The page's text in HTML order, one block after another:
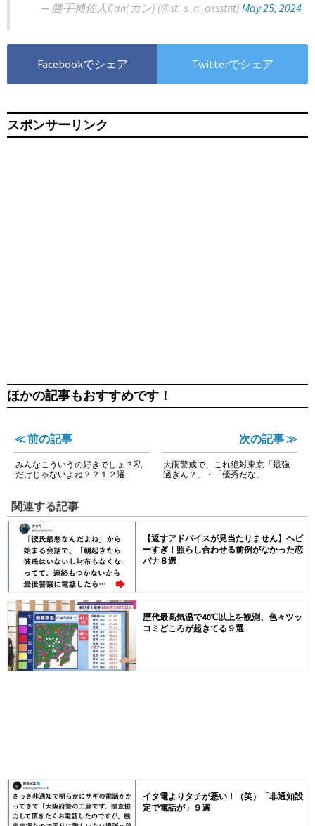
— 勝手補佐人Can(カン) (@st_s_n_assstnt) May 25, 2024
Facebookでシェア Twitterでシェア
スポンサーリンク
ほかの記事もおすすめです！
≪ 前の記事
みんなこういうの好きでしょ？私
だけじゃないよね？？１２選
次の記事 ≫
大雨警戒で、これ絶対東京「最強
過ぎん？」・「優秀だな」
関連する記事
【返すアドバイスが見当たりません】ヘビ
ーすぎ！照らし合わせる前例がなかった恋
バナ８選
歴代最高気温で40℃以上を観測、色々ツッ
コミどころが起きてる９選
イタ電よりタチが悪い！（笑）「非通知設
定で電話が」９選